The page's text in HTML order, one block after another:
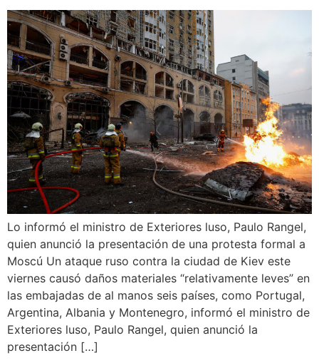
Lo informó el ministro de Exteriores luso, Paulo Rangel,
quien anunció la presentación de una protesta formal a
Moscú Un ataque ruso contra la ciudad de Kiev este
viernes causó daños materiales “relativamente leves” en
las embajadas de al manos seis países, como Portugal,
Argentina, Albania y Montenegro, informó el ministro de
Exteriores luso, Paulo Rangel, quien anunció la
presentación […]